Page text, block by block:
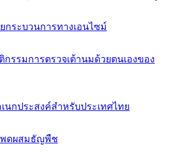
กระบวนการทางเอนไซม์
รรมการตรวจเต้านมด้วยตนเองของ
กประสงค์สำหรับประเทศไทย
พดผสมธัญพืช